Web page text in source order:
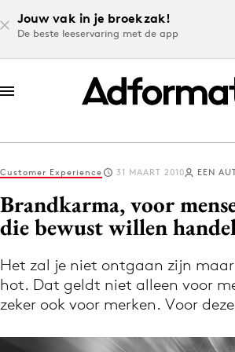
Jouw vak in je broekzak!
De beste leeservaring met de app
Log in
Volg het laatste nieuws via
Nieuws app
Customer Experience 31 MAART 2010 EEN
Brandkarma, voor
die bewust willen
Het zal je niet ontgaan zijn
hot. Dat geldt niet alleen voor
zeker ook voor merken. Voor